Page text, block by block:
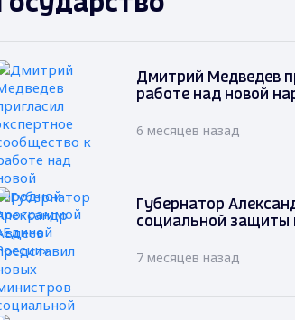
Дмитрий Медведев
работе над новой
6 месяцев назад
Губернатор
социальной защиты
7 месяцев назад